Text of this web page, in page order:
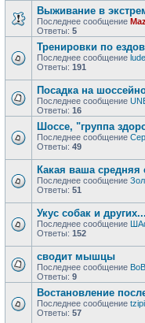
Выживание в
Последнее сообщение
Ответы: 5
Тренировки по
Последнее сообщение
Ответы: 191
Посадка на
Последнее сообщение
Ответы: 16
Шоссе, "группа
Последнее сообщение
Ответы: 49
Какая ваша средняя
Последнее сообщение
Ответы: 51
Укус собак и
Последнее сообщение
Ответы: 152
сводит мышцы
Последнее сообщение
Ответы: 9
Востановление
Последнее сообщение
Ответы: 57